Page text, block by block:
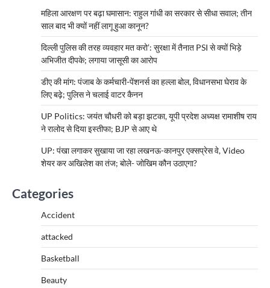
महिला आरक्षण पर बढ़ा घमासान: राहुल गांधी का सरकार से सीधा सवाल; तीन
साल बाद भी क्यों नहीं लागू हुआ कानून?
दिल्ली पुलिस की तरह व्यवहार मत करो’: सुरक्षा में तैनात PSI से क्यों भिड़े
अभिजीत दीपके; लगाया जासूसी का आरोप
डीए की मांग: पंजाब के कर्मचारी-पेंशनर्स का हल्ला बोल, विधानसभा घेराव के
लिए बढ़े; पुलिस ने चलाई वाटर कैनन
UP Politics: जयंत चौधरी को बड़ा झटका, यूपी प्रदेश अध्यक्ष रामाशीष राय
ने रालोद से दिया इस्तीफा; BJP से आए थे
UP: पंखा लगाकर सुखाया जा रहा लखनऊ-कानपुर एक्सप्रेस वे, Video
शेयर कर अखिलेश का तंज; बोले- जोखिम कौन उठाएगा?
Categories
Accident
attacked
Basketball
Beauty